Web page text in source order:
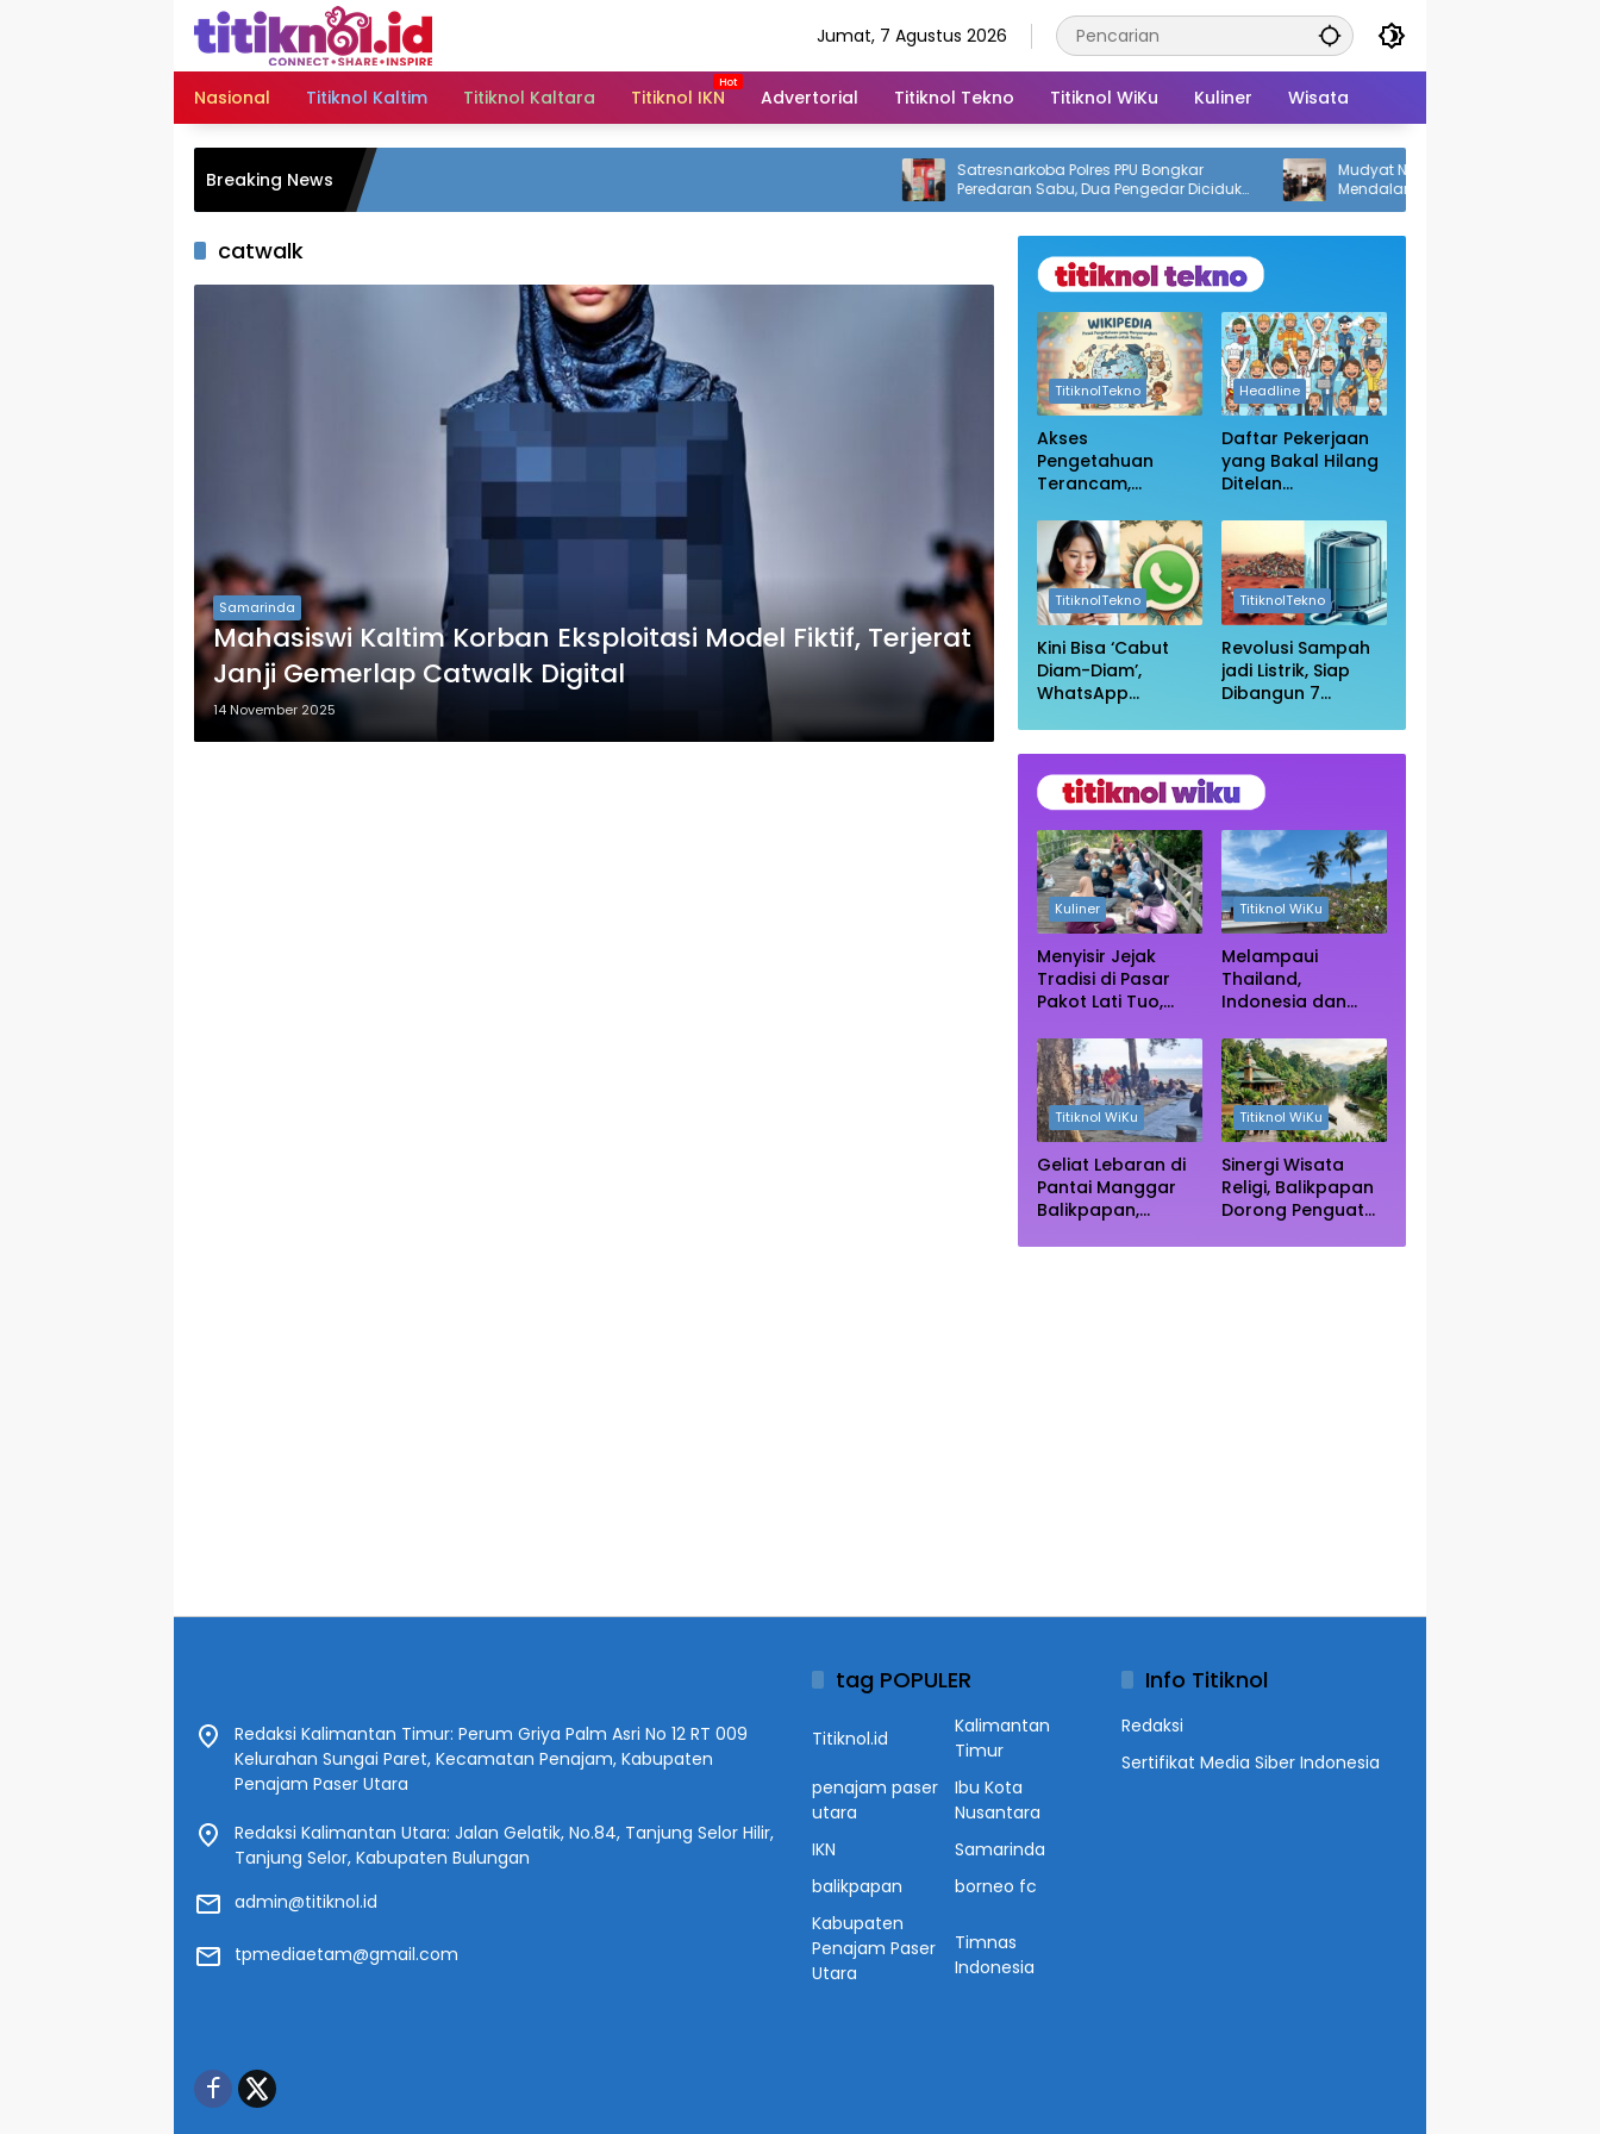
Jumat, 7 Agustus 2026
Nasional Titiknol Kaltim Titiknol Kaltara Titiknol IKN Advertorial Titiknol Tekno Titiknol WiKu Kuliner Wisata
Breaking News
Satresnarkoba Polres PPU Bongkar
Peredaran Sabu, Dua Pengedar Diciduk
dengan 12 Paket Narkotika
Mudyat Noor Sampaikan Belasungkawa
Mendalam atas Wafatnya Mantan
Bupati PPU Andi Harahap
catwalk
Samarinda
Mahasiswi Kaltim Korban Eksploitasi Model Fiktif, Terjerat
Janji Gemerlap Catwalk Digital
14 November 2025
TitiknolTekno
Akses
Pengetahuan
Terancam,
Pembukaan Blokir
Login Wikipedia
Headline
Daftar Pekerjaan
yang Bakal Hilang
Ditelan
Apakah Profesi
Anda Masih
Aman?
TitiknolTekno
Kini Bisa ‘Cabut
Diam-Diam’,
WhatsApp
Keluar Grup
Tanpa Ketahuan
TitiknolTekno
Revolusi Sampah
jadi Listrik, Siap
Dibangun 7
Raksasa dengan
Sekitar 200 MW
Kuliner
Menyisir Jejak
Tradisi di Pasar
Pakot Lati Tuo,
Tengah Rimba
Mangrove Paser
Titiknol WiKu
Melampaui
Thailand,
Indonesia dan
Primadona Wisata
Autentik Dunia
Titiknol WiKu
Geliat Lebaran di
Pantai Manggar
Balikpapan,
Titiknol WiKu
Sinergi Wisata
Religi, Balikpapan
Dorong Penguatan
Redaksi Kalimantan Timur: Perum Griya Palm Asri No 12 RT 009
Kelurahan Sungai Paret, Kecamatan Penajam, Kabupaten
Penajam Paser Utara
Redaksi Kalimantan Utara: Jalan Gelatik, No.84, Tanjung Selor Hilir,
Tanjung Selor, Kabupaten Bulungan
admin@titiknol.id
tpmediaetam@gmail.com
tag POPULER
Titiknol.id
Kalimantan
Timur
penajam paser
utara
Ibu Kota
Nusantara
IKN
Samarinda
balikpapan
borneo fc
Kabupaten
Penajam Paser
Utara
Timnas
Indonesia
Info Titiknol
Redaksi
Sertifikat Media Siber Indonesia